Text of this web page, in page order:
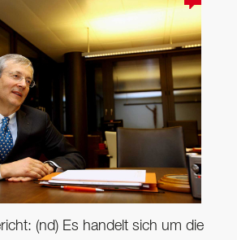
(nd) Es handelt sich um die